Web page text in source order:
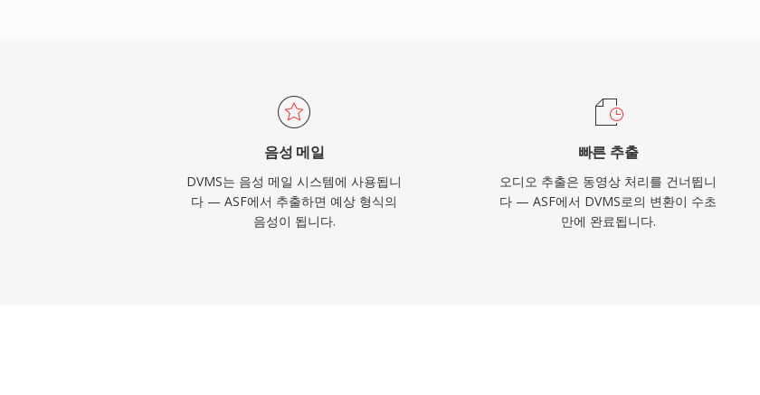
음성 메일
DVMS는 음성 메일 시스템에 사용됩니
다 — ASF에서 추출하면 예상 형식의
음성이 됩니다.
빠른 추출
오디오 추출은 동영상 처리를 건너뜁니
다 — ASF에서 DVMS로의 변환이 수초
만에 완료됩니다.